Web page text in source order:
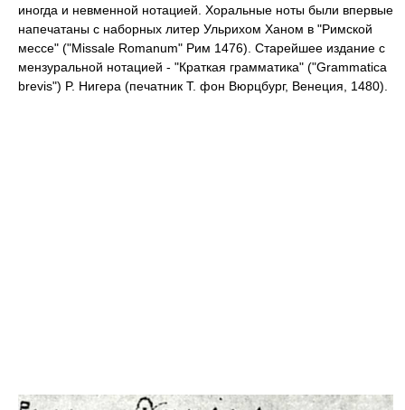
иногда и невменной нотацией. Хоральные ноты были впервые
напечатаны с наборных литер Ульрихом Ханом в "Римской
мессе" ("Missale Romanum" Рим 1476). Старейшее издание с
мензуральной нотацией - "Краткая грамматика" ("Grammatica
brevis") P. Нигера (печатник Т. фон Вюрцбург, Венеция, 1480).